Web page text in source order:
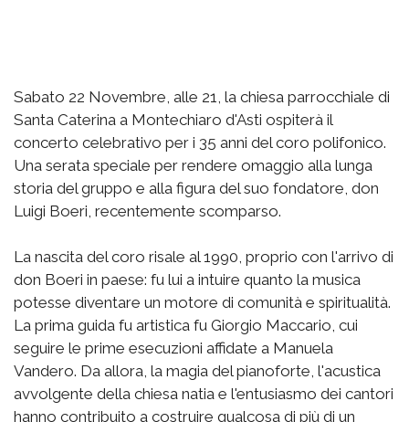
Sabato 22 Novembre, alle 21, la chiesa parrocchiale di
Santa Caterina a Montechiaro d'Asti ospiterà il
concerto celebrativo per i 35 anni del coro polifonico.
Una serata speciale per rendere omaggio alla lunga
storia del gruppo e alla figura del suo fondatore, don
Luigi Boeri, recentemente scomparso.
La nascita del coro risale al 1990, proprio con l'arrivo di
don Boeri in paese: fu lui a intuire quanto la musica
potesse diventare un motore di comunità e spiritualità.
La prima guida fu artistica fu Giorgio Maccario, cui
seguire le prime esecuzioni affidate a Manuela
Vandero. Da allora, la magia del pianoforte, l'acustica
avvolgente della chiesa natia e l'entusiasmo dei cantori
hanno contribuito a costruire qualcosa di più di un